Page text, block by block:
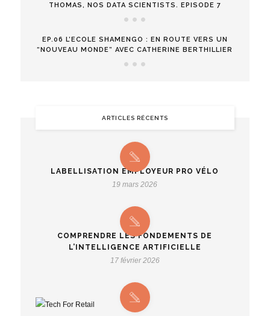
THOMAS, NOS DATA SCIENTISTS. EPISODE 7
EP.06 L’ECOLE SHAMENGO : EN ROUTE VERS UN
“NOUVEAU MONDE” AVEC CATHERINE BERTHILLIER
ARTICLES RÉCENTS
LABELLISATION EMPLOYEUR PRO VÉLO
19 mars 2026
COMPRENDRE LES FONDEMENTS DE
L’INTELLIGENCE ARTIFICIELLE
17 février 2026